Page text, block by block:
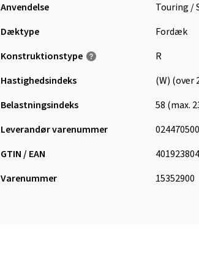
Anvendelse
Touring /
Dæktype
Fordæk
Konstruktionstype
R
Hastighedsindeks
(W) (over
Belastningsindeks
58 (max.
Leverandør varenummer
GTIN / EAN
Varenummer
15352900